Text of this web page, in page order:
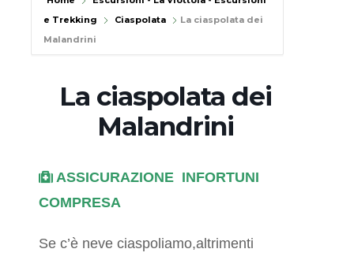
e Trekking
Ciaspolata
La ciaspolata dei
Malandrini
La ciaspolata dei
Malandrini
ASSICURAZIONE INFORTUNI
COMPRESA
Se c’è neve ciaspoliamo,altrimenti